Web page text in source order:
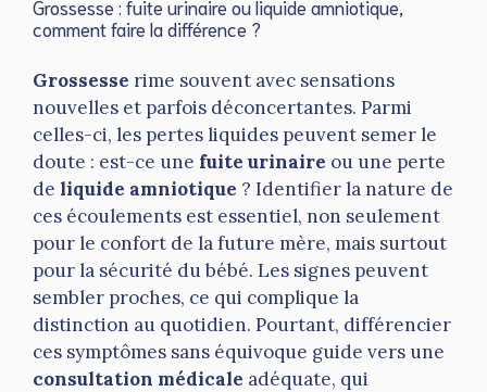
Grossesse : fuite urinaire ou liquide amniotique,
comment faire la différence ?
Grossesse rime souvent avec sensations
nouvelles et parfois déconcertantes. Parmi
celles-ci, les pertes liquides peuvent semer le
doute : est-ce une fuite urinaire ou une perte
de liquide amniotique ? Identifier la nature de
ces écoulements est essentiel, non seulement
pour le confort de la future mère, mais surtout
pour la sécurité du bébé. Les signes peuvent
sembler proches, ce qui complique la
distinction au quotidien. Pourtant, différencier
ces symptômes sans équivoque guide vers une
consultation médicale adéquate, qui